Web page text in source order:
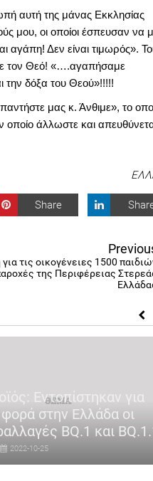
αυτή της μάνας Εκκλησίας
μου, οι οποίοι έσπευσαν να
αγάπη! Δεν είναι τιμωρός».
τον Θεό! «….αγαπήσαμε
την δόξα του Θεού»!!!!!
μας κ. Άνθιμε», το
άλλωστε και
Share
τις οικογένειες 1500
της Περιφέρειας
Εντοπίστηκαν για
στην Ελλάδα οι
BQ.1 και
2022-10-25